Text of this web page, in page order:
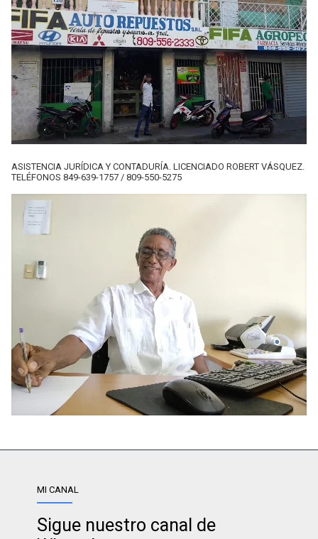
ASISTENCIA JURÍDICA Y CONTADURÍA. LICENCIADO ROBERT VÁSQUEZ.
TELÉFONOS 849-639-1757 / 809-550-5275
MI CANAL
Sigue nuestro canal de